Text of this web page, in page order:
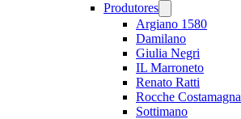
Produtores
menu
Argiano 1580
Damilano
Giulia Negri
IL Marroneto
Renato Ratti
Rocche Costamagna
Sottimano